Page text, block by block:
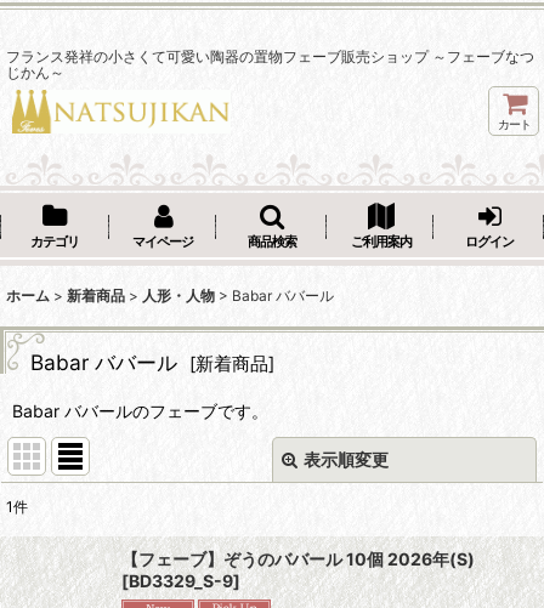
フランス発祥の小さくて可愛い陶器の置物フェーブ販売ショップ ～フェーブなつ
じかん～
カート
カテゴリ マイページ 商品検索 ご利用案内 ログイン
ホーム > 新着商品 > 人形・人物 > Babar ババール
Babar ババール [新着商品]
Babar ババールのフェーブです。
表示順変更
並び順:
1件
【フェーブ】ぞうのババール 10個 2026年(S)
[BD3329_S-9]